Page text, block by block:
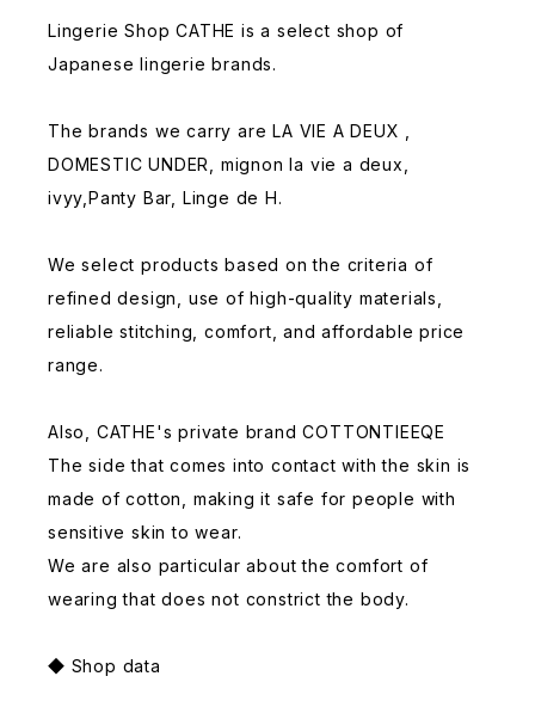
Lingerie Shop CATHE is a select shop of
Japanese lingerie brands.
The brands we carry are LA VIE A DEUX ,
DOMESTIC UNDER, mignon la vie a deux,
ivyy,Panty Bar, Linge de H.
We select products based on the criteria of
refined design, use of high-quality materials,
reliable stitching, comfort, and affordable price
range.
Also, CATHE's private brand COTTONTIEEQE
The side that comes into contact with the skin is
made of cotton, making it safe for people with
sensitive skin to wear.
We are also particular about the comfort of
wearing that does not constrict the body.
◆ Shop data